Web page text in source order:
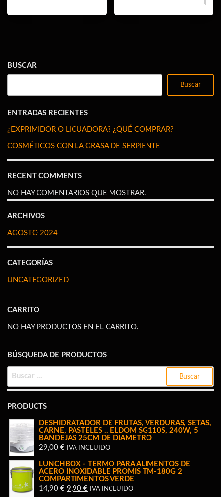
BUSCAR
Buscar
ENTRADAS RECIENTES
¿EXPRIMIDOR O LICUADORA? ¿QUÉ COMPRAR?
COSMÉTICOS CON LA GRASA DE SERPIENTE
RECENT COMMENTS
NO HAY COMENTARIOS QUE MOSTRAR.
ARCHIVOS
AGOSTO 2024
CATEGORÍAS
UNCATEGORIZED
CARRITO
NO HAY PRODUCTOS EN EL CARRITO.
BÚSQUEDA DE PRODUCTOS
PRODUCTS
DESHIDRATADOR DE FRUTAS, VERDURAS, SETAS,
CARNE, PASTELES .. ELDOM SG110S, 240W, 5
BANDEJAS 25CM DE DIAMETRO
29,00 € IVA INCLUIDO
LUNCHBOX - TERMO PARA ALIMENTOS DE
ACERO INOXIDABLE PROMIS TM-180G 2
COMPARTIMENTOS VERDE
14,90€ EL
9,90 €ELIVA INCLUIDO